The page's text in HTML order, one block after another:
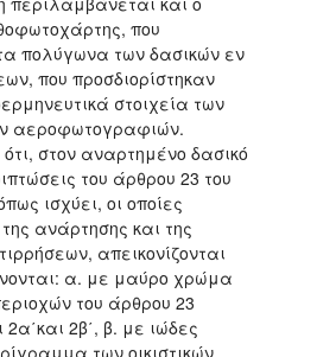
που
τα πολύγωνα των δασικών εν
που προσδιορίστηκαν
στοιχεία των
αεροφωτογραφιών.
στον αναρτημένο δασικό
του άρθρου 23 του
ισχύει, οι οποίες
ανάρτησης και της
απεικονίζονται
α. με μαύρο χρώμα
του άρθρου 23
2β΄, β. με ιώδες
των οικιστικών